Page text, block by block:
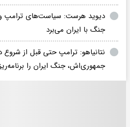
دیوید هرست: سیاست‌های ترامپ و
جنگ با ایران می‌برد
نتانیاهو: ترامپ حتی قبل از
جمهوری‌اش، جنگ ایران را